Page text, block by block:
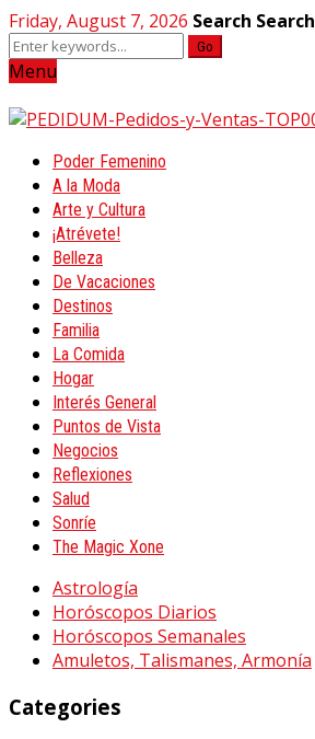
Friday, August 7, 2026 Search Search
Go
Menu
Poder Femenino
A la Moda
Arte y Cultura
¡Atrévete!
Belleza
De Vacaciones
Destinos
Familia
La Comida
Hogar
Interés General
Puntos de Vista
Negocios
Reflexiones
Salud
Sonríe
The Magic Xone
Astrología
Horóscopos Diarios
Horóscopos Semanales
Amuletos, Talismanes, Armonía
Categories